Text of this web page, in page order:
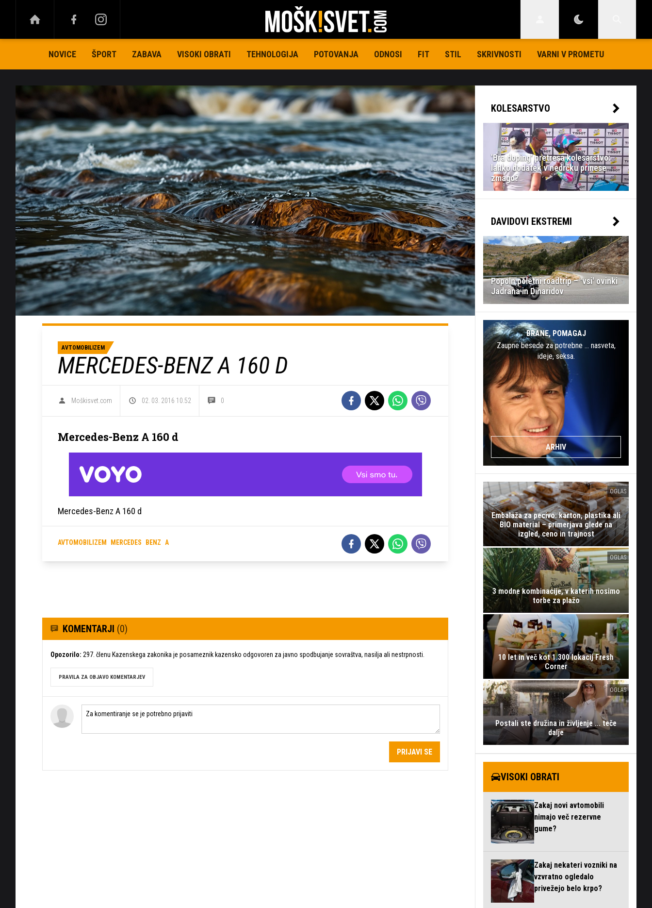
NOVICE ŠPORT ZABAVA VISOKI OBRATI TEHNOLOGIJA POTOVANJA ODNOSI FIT STIL SKRIVNOSTI VARNI V PROMETU
AVTOMOBILIZEM
MERCEDES-BENZ A 160 D
Moškisvet.com 02. 03. 2016 10.52 0
Mercedes-Benz A 160 d
Mercedes-Benz A 160 d
AVTOMOBILIZEM MERCEDES BENZ A
KOMENTARJI (0)
Opozorilo: 297. členu Kazenskega zakonika je posameznik kazensko odgovoren za javno spodbujanje sovraštva, nasilja ali nestrpnosti.
PRAVILA ZA OBJAVO KOMENTARJEV
PRIJAVI SE
KOLESARSTVO
'Bra doping' pretresa kolesarstvo:
lahko dodatek v nedrčku prinese
zmago?
DAVIDOVI EKSTREMI
Popoln poletni roadtrip – 'vsi' ovinki
Jadrana in Dinaridov
BRANE, POMAGAJ
Zaupne besede za potrebne … nasveta,
ideje, seksa.
ARHIV
OGLAS
Embalaža za pecivo: karton, plastika ali
BIO material – primerjava glede na
izgled, ceno in trajnost
OGLAS
3 modne kombinacije, v katerih nosimo
torbe za plažo
10 let in več kot 1.300 lokacij Fresh
Corner
OGLAS
Postali ste družina in življenje ... teče
dalje
VISOKI OBRATI
Zakaj novi avtomobili
nimajo več rezervne
gume?
Zakaj nekateri vozniki na
vzvratno ogledalo
privežejo belo krpo?